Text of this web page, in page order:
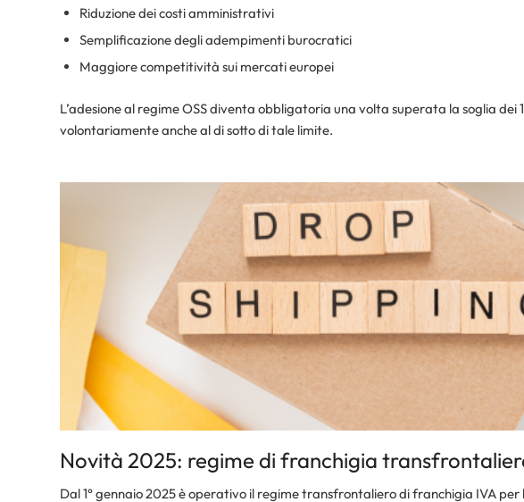
Riduzione dei costi amministrativi
Semplificazione degli adempimenti burocratici
Maggiore competitività sui mercati europei
L’adesione al regime OSS diventa obbligatoria una volta superata la soglia dei
volontariamente anche al di sotto di tale limite.
Novità 2025: regime di franchigia
Dal 1° gennaio 2025 è operativo il regime transfrontaliero di franchigia IVA per